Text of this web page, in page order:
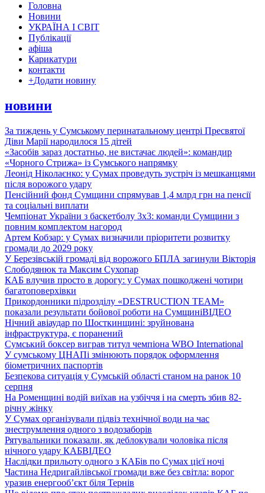
Головна
Новини
УКРАЇНА І СВІТ
Публікації
афіша
Карикатури
контакти
+Додати новину
новини
За тиждень у Сумському перинатальному центрі Пресвятої
Діви Марії народилося 15 дітей
«Засобів зараз достатньо, не вистачає людей»: командир
«Чорного Стрижа» із Сумського напрямку
Леонід Ніколаєнко: у Сумах проведуть зустріч із мешканцями
після ворожого удару
Пенсійний фонд Сумщини спрямував 1,4 млрд грн на пенсії
та соціальні виплати
Чемпіонат України з баскетболу 3х3: команди Сумщини з
повним комплектом нагород
Артем Кобзар: у Сумах визначили пріоритети розвитку
громади до 2029 року
У Березівській громаді від ворожого БПЛА загинули Вікторія
Слободянюк та Максим Сухопар
КАБ влучив просто в дорогу: у Сумах пошкоджені чотири
багатоповерхівки
Прикордонники підрозділу «DESTRUCTION TEAM»
показали результати бойової роботи на СумщиніВІДЕО
Нічний авіаудар по Шосткинщині: зруйнована
інфраструктура, є поранений
Сумський боксер виграв титул чемпіона WBO International
У сумському ЦНАПі змінюють порядок оформлення
біометричних паспортів
Безпекова ситуація у Сумській області станом на ранок 10
серпня
На Роменщині водій виїхав на узбіччя і на смерть збив 82-
річну жінку
У Сумах організували підвіз технічної води на час
знеструмлення одного з водозаборів
Рятувальники показали, як деблокували чоловіка після
нічного удару КАБВІДЕО
Наслідки прильоту одного з КАБів по Сумах цієї ночі
Частина Недригайлівської громади вже без світла: ворог
уразив енергооб’єкт біля Тернів